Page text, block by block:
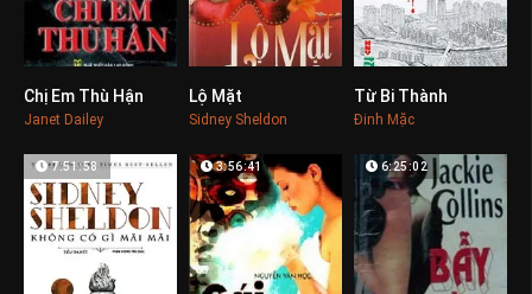
Chị Em Thù Hận
Janet Dailey
Lộ Mặt
Sidney Sheldon
Từ Bi Thành
Đinh Mặc
7:51:58 3:56:41 6:25:02